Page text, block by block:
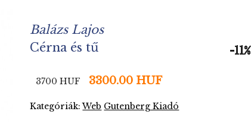
-11%
-11%
-11%
-11%
-11%
-11%
Balázs Lajos
Cérna és tű
3700 HUF 3300.00 HUF
Kategóriák:Web Gutenberg Kiadó